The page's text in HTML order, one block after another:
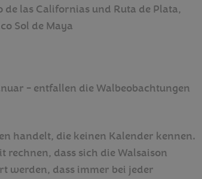
de las Californias und Ruta de Plata,
Sol de Maya
- entfallen die Walbeobachtungen
handelt, die keinen Kalender kennen.
rechnen, dass sich die Walsaison
werden, dass immer bei jeder